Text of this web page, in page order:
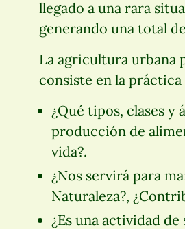
llegado a una rara
generando una total
La agricultura urbana
consiste en la
¿Qué tipos, clases y
producción de
vida?.
¿Nos servirá para
Naturaleza?,
¿Es una actividad de